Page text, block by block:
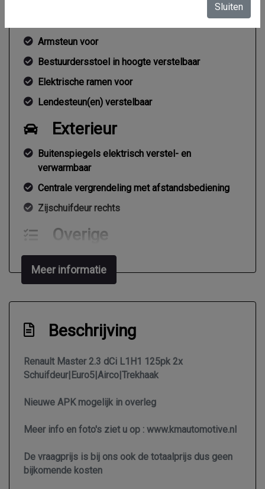
Armsteun voor
Bestuurdersstoel in hoogte verstelbaar
Elektrische ramen voor
Lendesteun(en) verstelbaar
Exterieur
Buitenspiegels elektrisch verstel- en
verwarmbaar
Centrale vergrendeling met afstandsbediening
Zijschuifdeur rechts
Overige
Anti blokkeer systeem
Meer informatie
Beschrijving
Renault Master 2.3 dCi L1H1 125pk 2x
Schuifdeur|Euro5|Airco|Trekhaak
Nieuwe APK mogelijk in overleg
Meer info en foto's ziet u op : www.kmautomotive.nl
De vraagprijs is bij ons ook de totaalprijs dus geen
bijkomende kosten
Sluiten